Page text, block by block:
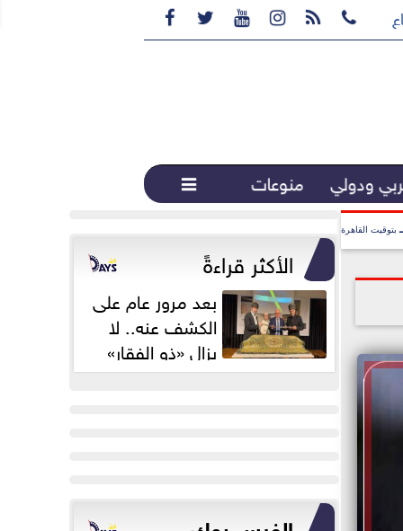
     
القهوة المختصة...
ودولي منوعات 
بتوقيت القاهرة
الأكثر قراءةً
بعد مرور عام على
الكشف عنه.. لا
يزال «ذو الفقار»
محور اهتمام...